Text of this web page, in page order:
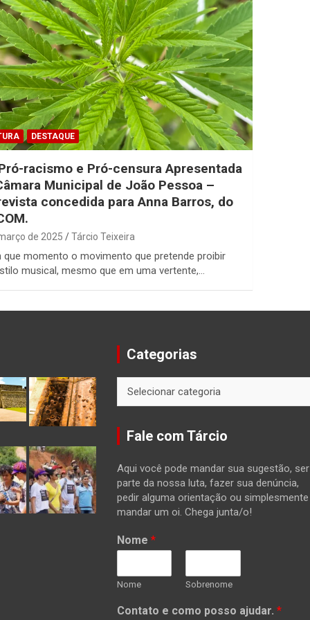
DESTAQUE
racismo e Pró-censura Apresentada
Municipal de João Pessoa –
concedida para Anna Barros, do
de 2025 Tárcio Teixeira
que momento o movimento que pretende proibir
musical, mesmo que em uma vertente,…
Categorias
Fale com Tárcio
Aqui você pode mandar sua sugestão, ser
parte da nossa luta, fazer sua denúncia,
pedir alguma orientação ou simplesmente
mandar um oi. Chega junta/o!
Nome *
Nome Sobrenome
Contato e como posso ajudar. *